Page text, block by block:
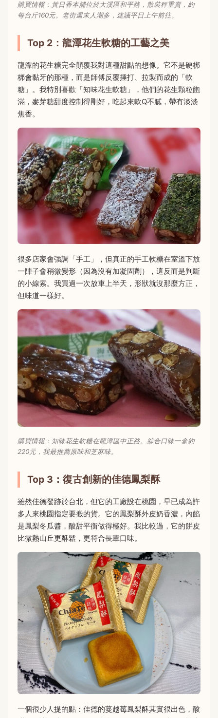
購買情報：黃日香本舖位於大溪區和平路，散裝秤重賣，約
每台斤160元。老街週末人潮多，建議平日上午前往。
Top 2：龍潭花生軟糖的工藝之美
龍潭的花生糖完全顛覆我對這種甜點的想像。它不是硬梆
梆會黏牙的那種，而是師傅反覆捶打、拉製而成的「軟
糖」。我特別喜歡「知味花生軟糖」，他們的花生顆粒飽
滿，麥芽糖甜度控制得剛好，吃起來軟Q不膩，帶有淡淡
焦香。
很多店家會強調「手工」，但真正的手工軟糖在室溫下放
一陣子會稍微變形（因為沒有加凝固劑），這反而是判斷
的小線索。我買過一次放車上半天，形狀就沒那麼方正，
但味道一樣好。
購買情報：知味花生軟糖在龍潭區中正路。綜合口味一盒約
220元，我最推薦原味和芝麻味。
Top 3：復古創新的佳德鳳梨酥
雖然佳德發跡於台北，但它的工廠設在桃園，早已成為許
多人來桃園指定要搬的貨。它的鳳梨酥外皮奶香濃，內餡
是鳳梨冬瓜醬，酸甜平衡做得極好。我比較過，它的餅皮
比微熱山丘更酥鬆，更符合長輩口味。
一個很少人提的點：佳德的蔓越莓鳳梨酥其實很出色，酸